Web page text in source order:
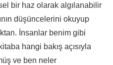
bir haz olarak algılanabilir
düşüncelerini okuyup
İnsanlar benim gibi
hangi bakış açısıyla
ve ben neler